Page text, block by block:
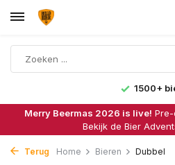
1500+
Merry Beermas 2026 is live!
Bekijk de Bier
Terug Home Bieren Dubbel